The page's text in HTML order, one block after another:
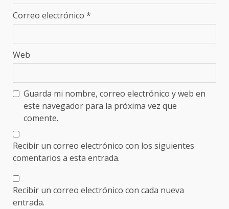
Correo electrónico *
Web
Guarda mi nombre, correo electrónico y web en
este navegador para la próxima vez que
comente.
Recibir un correo electrónico con los siguientes
comentarios a esta entrada.
Recibir un correo electrónico con cada nueva
entrada.